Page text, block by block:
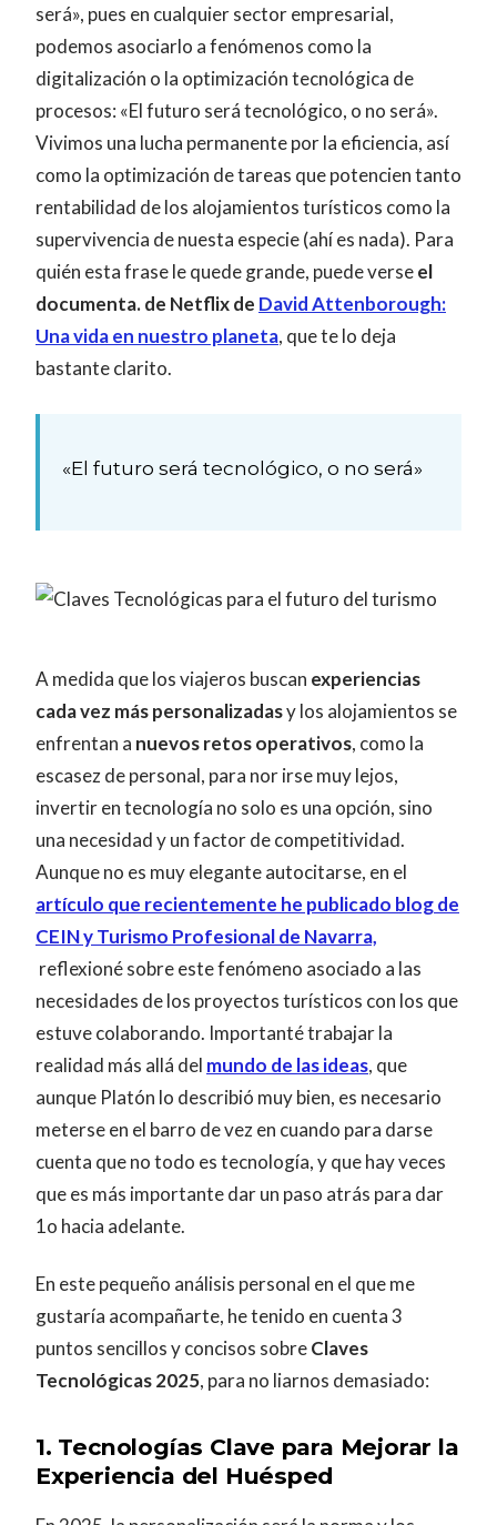
será», pues en cualquier sector empresarial,
podemos asociarlo a fenómenos como la
digitalización o la optimización tecnológica de
procesos: «El futuro será tecnológico, o no será».
Vivimos una lucha permanente por la eficiencia, así
como la optimización de tareas que potencien tanto
rentabilidad de los alojamientos turísticos como la
supervivencia de nuesta especie (ahí es nada). Para
quién esta frase le quede grande, puede verseel
documenta. de Netflix de David Attenborough:
Una vida en nuestro planeta, que te lo deja
bastante clarito.
«El futuro será tecnológico, o no será»
A medida que los viajeros buscan experiencias
cada vez más personalizadasy los alojamientos se
enfrentan a nuevos retos operativos, como la
escasez de personal, para nor irse muy lejos,
invertir en tecnología no solo es una opción, sino
una necesidad y un factor de competitividad.
Aunque no es muy elegante autocitarse, en el
artículo que recientemente he publicado blog de
CEIN y Turismo Profesional de Navarra,
reflexioné sobre este fenómeno asociado a las
necesidades de los proyectos turísticos con los que
estuve colaborando. Importanté trabajar la
realidad más allá del mundo de las ideas, que
aunque Platón lo describió muy bien, es necesario
meterse en el barro de vez en cuando para darse
cuenta que no todo es tecnología, y que hay veces
que es más importante dar un paso atrás para dar
1o hacia adelante.
En este pequeño análisis personal en el que me
gustaría acompañarte, he tenido en cuenta 3
puntos sencillos y concisos sobreClaves
Tecnológicas 2025, para no liarnos demasiado:
1. Tecnologías Clave para Mejorar la
Experiencia del Huésped